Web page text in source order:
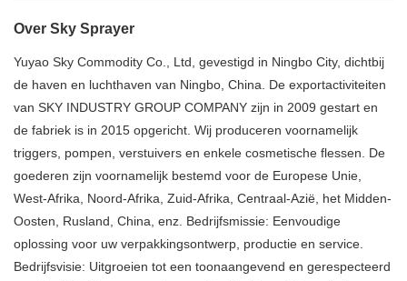
Over Sky Sprayer
Yuyao Sky Commodity Co., Ltd, gevestigd in Ningbo City, dichtbij
de haven en luchthaven van Ningbo, China. De exportactiviteiten
van SKY INDUSTRY GROUP COMPANY zijn in 2009 gestart en
de fabriek is in 2015 opgericht. Wij produceren voornamelijk
triggers, pompen, verstuivers en enkele cosmetische flessen. De
goederen zijn voornamelijk bestemd voor de Europese Unie,
West-Afrika, Noord-Afrika, Zuid-Afrika, Centraal-Azië, het Midden-
Oosten, Rusland, China, enz. Bedrijfsmissie: Eenvoudige
oplossing voor uw verpakkingsontwerp, productie en service.
Bedrijfsvisie: Uitgroeien tot een toonaangevend en gerespecteerd